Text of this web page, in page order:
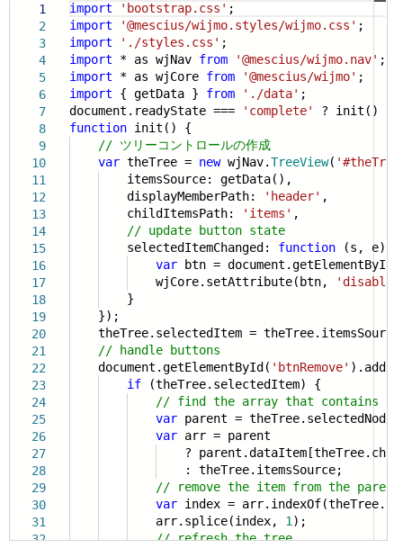
1
2
3
4
5
6
7
8
9
10
11
12
13
14
15
16
17
18
19
20
21
22
23
24
25
26
27
28
29
30
31
32
import 'bootstrap.css' ;
import
'@mescius/wijmo.styles/wijmo.css' ;
import
'./styles.css' ;
import * as wjNav from '@mescius/wijmo.nav' ;
import * as wjCore from '@mescius/wijmo' ;
import { getData } from './data' ;
document.readyState ===
'complete'
? init() :
function init() {
// ツリーコントロールの作成
var theTree = newwjNav.TreeView(
itemsSource: getData(),
displayMemberPath:
'header' ,
childItemsPath:
'items' ,
// update button state
selectedItemChanged: function (s, e) {
var btn = document.getElementById(
wjCore.setAttribute(btn,
}
});
theTree.selectedItem =
// handle buttons
document.getElementById( 'btnRemove'
if (theTree.selectedItem) {
// find the array that contains
var parent =
var arr = parent
?
: theTree.itemsSource;
// remove the item from the
var index =
arr.splice(index, 1 );
// refresh the tree